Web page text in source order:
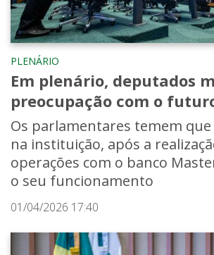
PLENÁRIO
Em plenário, deputados
preocupação com o
Os parlamentares temem
na instituição, após a
operações com o banco
o seu funcionamento
01/04/2026 17:40